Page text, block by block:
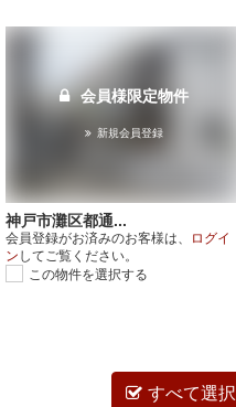
会員様限定物件
新規会員登録
神戸市灘区都通...
会員登録がお済みのお客様は、
ログイ
ン してご覧ください。
この物件を選択する
すべて選択